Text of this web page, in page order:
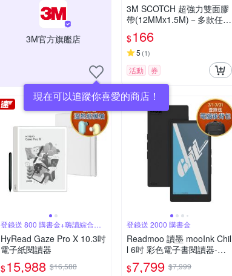
3M官方旗艦店
現在可以追蹤你喜愛的商店！
3M SCOTCH 超強力雙面膠
帶(12MMx1.5M)－多款任選
多種用途
$166
5 (1)
活動 券
登錄送 800 購書金+嗨讀綜合包
30天
HyRead Gaze Pro X 10.3吋
電子紙閱讀器
$15,988 $16,588
登錄送 2000 購書金
Readmoo 讀墨 mooInk Chil
l 6吋 彩色電子書閱讀器-暗
夜黑
$7,799 $7,999